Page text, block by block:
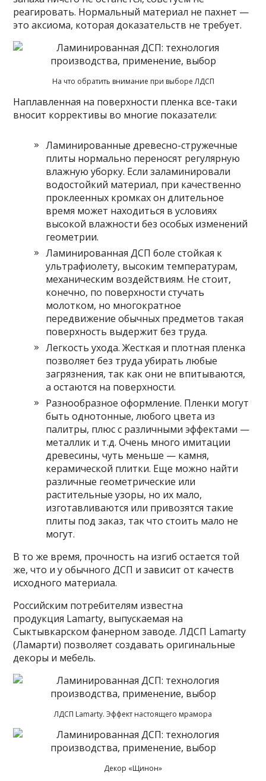
реагировать. Нормальный материал не пахнет —
это аксиома, которая доказательств не требует.
На что обратить внимание при выборе ЛДСП
Наплавленная на поверхности пленка все-таки
вносит коррективы во многие показатели:
Ламинированные древесно-стружечные
плиты нормально переносят регулярную
влажную уборку. Если заламинировали
водостойкий материал, при качественно
проклеенных кромках он длительное
время может находиться в условиях
высокой влажности без особых изменений
геометрии.
Ламинированная ДСП боле стойкая к
ультрафиолету, высоким температурам,
механическим воздействиям. Не стоит,
конечно, по поверхности стучать
молотком, но многократное
передвижение обычных предметов такая
поверхность выдержит без труда.
Легкость ухода. Жесткая и плотная пленка
позволяет без труда убирать любые
загрязнения, так как они не впитываются,
а остаются на поверхности.
Разнообразное оформление. Пленки могут
быть однотонные, любого цвета из
палитры, плюс с различными эффектами —
металлик и т.д. Очень много имитации
древесины, чуть меньше — камня,
керамической плитки. Еще можно найти
различные геометрические или
растительные узоры, но их мало,
изготавливаются или привозятся такие
плиты под заказ, так что стоить мало не
могут.
В то же время, прочность на изгиб остается той
же, что и у обычного ДСП и зависит от качеств
исходного материала.
Российским потребителям известна
продукция Lamarty, выпускаемая на
Сыктывкарском фанерном заводе. ЛДСП Lamarty
(Ламарти) позволяет создавать оригинальные
декоры и мебель.
ЛДСП Lamarty. Эффект настоящего мрамора
Декор «Щинон»